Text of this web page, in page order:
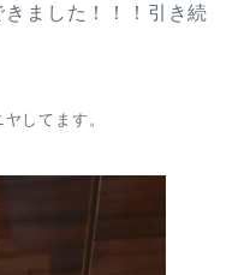
ました！！！引き続
してます。